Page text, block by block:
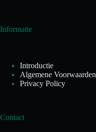
Informatie
Introductie
Algemene Voorwaarden
Privacy Policy
Contact